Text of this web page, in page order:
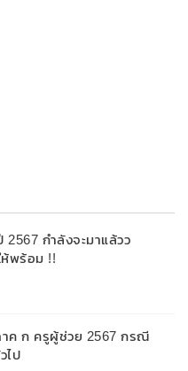
กำลังจะมาแล้วว
พร้อม !!
ค ก ครูผู้ช่วย 2567 กรณี
ไป